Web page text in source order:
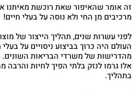
זה אומר שהאיפור שאת רוכשת מאיתנו
מרכיבים מן החי ולא נוסה על בעלי חיים!
לפני עשרות שנים, תהליך הייצור של
העולם היה כרוך בביצוע ניסויים על
מהדרישות של משרדי הבריאות השונים.
אלו גרמו לנזק בלתי הפיך לחיות והרבה
בתהליך.